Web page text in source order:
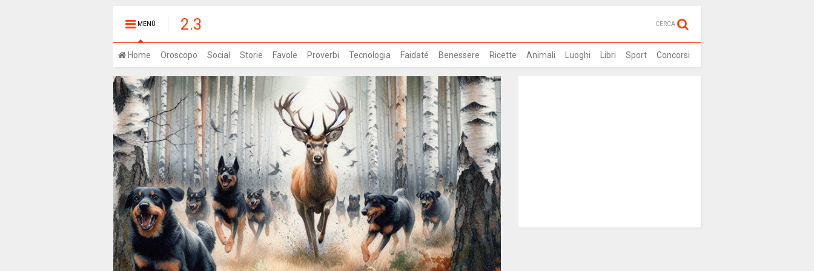
MENÙ 2.3 CERCA
Home Oroscopo Social Storie Favole Proverbi Tecnologia Faidaté Benessere Ricette Animali Luoghi Libri Sport Concorsi